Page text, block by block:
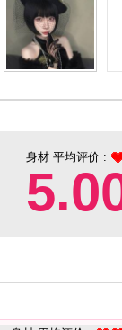
身材 平均评价 :